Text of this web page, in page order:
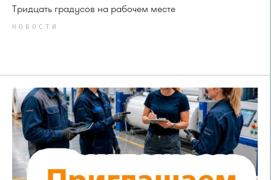
Тридцать градусов на рабочем месте
НОВОСТИ